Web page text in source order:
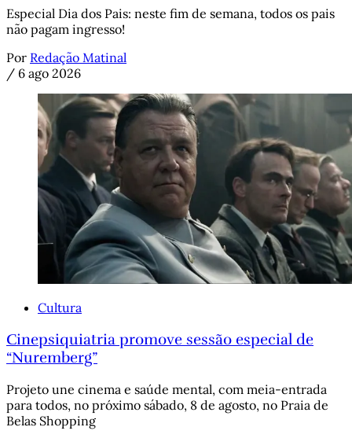
Especial Dia dos Pais: neste fim de semana, todos os pais
não pagam ingresso!
Por Redação Matinal
/ 6 ago 2026
Cultura
Cinepsiquiatria promove sessão especial de
“Nuremberg”
Projeto une cinema e saúde mental, com meia-entrada
para todos, no próximo sábado, 8 de agosto, no Praia de
Belas Shopping